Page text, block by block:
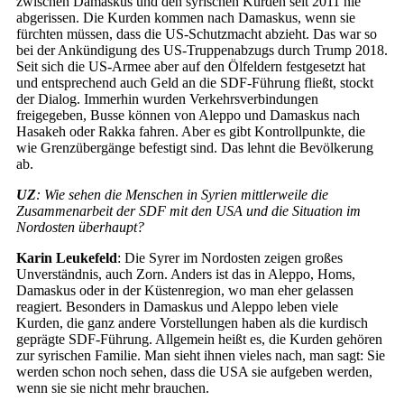
abgerissen. Die Kurden kommen nach Damaskus, wenn sie
fürchten müssen, dass die US-Schutzmacht abzieht. Das war so
bei der Ankündigung des US-Truppenabzugs durch Trump 2018.
Seit sich die US-Armee aber auf den Ölfeldern festgesetzt hat
und entsprechend auch Geld an die SDF-Führung fließt, stockt
der Dialog. Immerhin wurden Verkehrsverbindungen
freigegeben, Busse können von Aleppo und Damaskus nach
Hasakeh oder Rakka fahren. Aber es gibt Kontrollpunkte, die
wie Grenzübergänge befestigt sind. Das lehnt die Bevölkerung
ab.
UZ: Wie sehen die Menschen in Syrien mittlerweile die
Zusammenarbeit der SDF mit den USA und die Situation im
Nordosten überhaupt?
Karin Leukefeld: Die Syrer im Nordosten zeigen großes
Unverständnis, auch Zorn. Anders ist das in Aleppo, Homs,
Damaskus oder in der Küstenregion, wo man eher gelassen
reagiert. Besonders in Damaskus und Aleppo leben viele
Kurden, die ganz andere Vorstellungen haben als die kurdisch
geprägte SDF-Führung. Allgemein heißt es, die Kurden gehören
zur syrischen Familie. Man sieht ihnen vieles nach, man sagt: Sie
werden schon noch sehen, dass die USA sie aufgeben werden,
wenn sie sie nicht mehr brauchen.